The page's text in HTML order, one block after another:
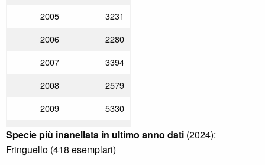
2005
3231
2006
2280
2007
3394
2008
2579
2009
5330
2010
2618
2011
3532
Specie più inanellata in ultimo anno dati (2024):
Fringuello (418 esemplari)